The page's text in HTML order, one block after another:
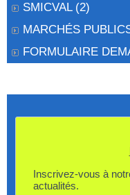
SMICVAL (2)
MARCHÉS
FORMULAIRE
Inscrivez-vous à
actualités.